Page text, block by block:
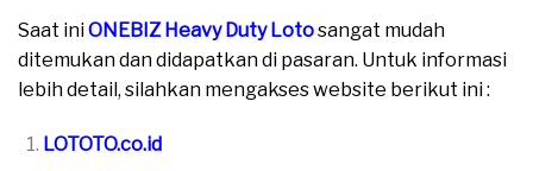
Saat iniONEBIZ Heavy Duty Lotosangat mudah
ditemukan dan didapatkan di pasaran. Untuk informasi
lebih detail, silahkan mengakses website berikut ini :
LOTOTO.co.id